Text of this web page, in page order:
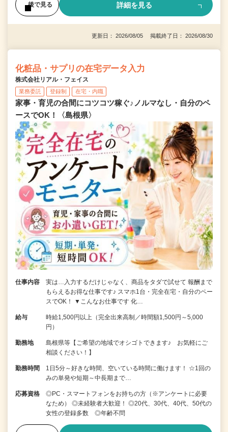
後で見る 詳細を見る
更新日： 2026/08/05 掲載終了日： 2026/08/30
化粧品・サプリの在宅データ入力
株式会社リアル・フェイス
業務委託 登録制 在宅・内職
家事・育児の合間にコツコツ稼ぐ♪ノルマなし・自分のペ
ースでOK！〈島根県〉
仕事内容
実は…入力するだけじゃなく、商品をタダで試せて 報酬まで
もらえるお得な仕事です♪ スマホ1台・完全在宅・自分のペー
スでOK！ ▼こんなお仕事です 化…
給与
時給1,500円以上（完全出来高制／時間額1,500円～5,000
円）
勤務地
島根県等【ご希望の地域でオシゴトできます♪ お気軽にご
相談ください！】
勤務時間
1日5分～好きな時間、空いている時間に働けます！ ☆1回の
みの単発や短期～中長期まで…
応募資格
◎PC・スマートフォンをお持ちの方（※アンケートに必要
なため） ◎未経験者大歓迎！ ◎20代、30代、40代、50代の
女性の登録多数 ◎年齢不問